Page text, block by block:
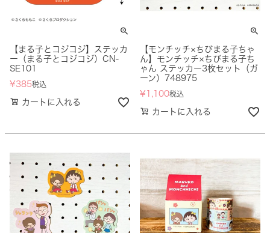
【まる子とコジコジ】ステッカ
ー（まる子とコジコジ）CN-
SE101
¥385税込
カートに入れる
【モンチッチ×ちびまる子ちゃ
ん】モンチッチ×ちびまる子ち
ゃん ステッカー3枚セット（ガ
ーン）748975
¥ 1,100税込
カートに入れる